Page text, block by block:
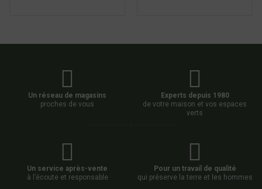
Un réseau de magasins
proches de vous
Experts depuis 1980
de votre maison et vos espaces
verts
Un service après-vente
à l’écoute et responsable
Pour un travail de qualité
qui préserve la terre et les hommes